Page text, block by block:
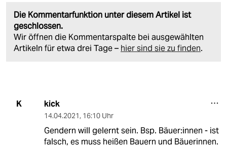
Die Kommentarfunktion unter diesem Artikel ist
geschlossen.
Wir öffnen die Kommentarspalte bei ausgewählten
Artikeln für etwa drei Tage – hier sind sie zu finden.
K kick
14.04.2021, 16:10 Uhr
Gendern will gelernt sein. Bsp. Bäuer:innen - ist
falsch, es muss heißen Bauern und Bäuerinnen.